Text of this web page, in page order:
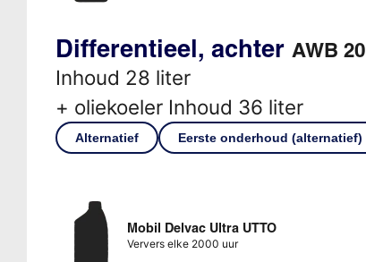
Differentieel, achter AWB 20
Inhoud 28 liter
+ oliekoeler Inhoud 36 liter
Alternatief Eerste onderhoud (alternatief)
Mobil Delvac Ultra UTTO
Ververs elke 2000 uur